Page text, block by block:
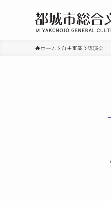
ホーム 自主事業 講演会